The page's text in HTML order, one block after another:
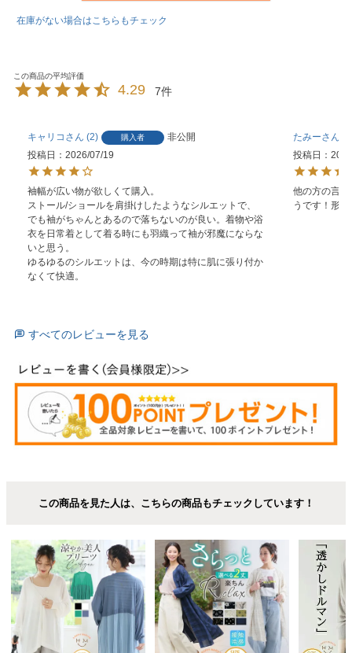
在庫がない場合はこちらもチェック
4.29 7
キャリコ 2 購入者
非公開
投稿日
2026/07/19
袖幅が広い物が欲しくて購入。
ストール/ショールを肩掛けしたようなシルエットで、
でも袖がちゃんとあるので落ちないのが良い。着物や浴
衣を日常着として着る時にも羽織って袖が邪魔にならな
いと思う。
ゆるゆるのシルエットは、今の時期は特に肌に張り付か
なくて快適。
たみー
投稿日
他の方の言
うです！形
すべてのレビューを見る
この商品を見た人は、こちらの商品もチェックしています！